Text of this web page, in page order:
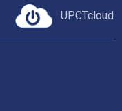
UPCTcloud